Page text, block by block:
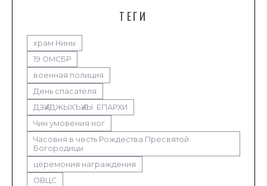
ТЕГИ
храм Нины
19 ОМСБР
военная полиция
День спасателя
ДЗӔУДЖЫХЪӔУЫ ЕПАРХИ
Чин умовения ног
Часовня в честь Рождества Пресвятой
Богородицы
церемония награждения
ОВЦС